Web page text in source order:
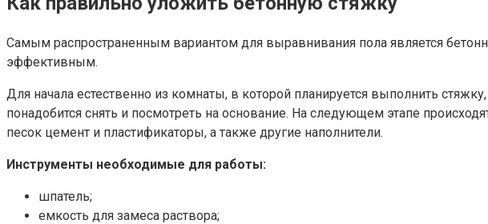
Самым распространенным вариантом для выравнивания пола является
эффективным.
Для начала естественно из комнаты, в которой планируется выполнить
понадобится снять и посмотреть на основание. На следующем этапе
песок цемент и пластификаторы, а также другие наполнители.
Инструменты необходимые для работы:
шпатель;
емкость для замеса раствора;